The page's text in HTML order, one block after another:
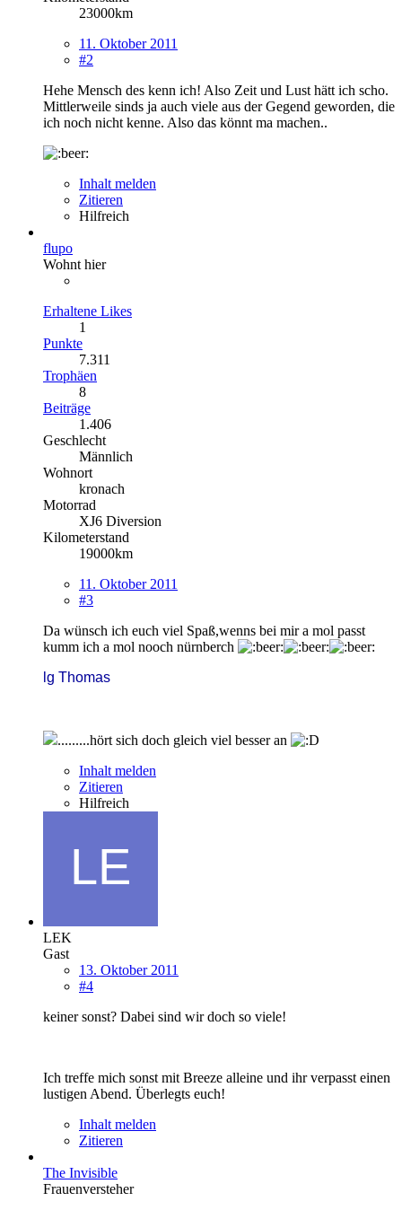
23000km
11. Oktober 2011
#2
Hehe Mensch des kenn ich! Also Zeit und Lust hätt ich scho.
Mittlerweile sinds ja auch viele aus der Gegend geworden, die
ich noch nicht kenne. Also das könnt ma machen..
Inhalt melden
Zitieren
Hilfreich
flupo
Wohnt hier
Erhaltene Likes
1
Punkte
7.311
Trophäen
8
Beiträge
1.406
Geschlecht
Männlich
Wohnort
kronach
Motorrad
XJ6 Diversion
Kilometerstand
19000km
11. Oktober 2011
#3
Da wünsch ich euch viel Spaß,wenns bei mir a mol passt
kumm ich a mol nooch nürnberch
lg Thomas
.........hört sich doch gleich viel besser an
Inhalt melden
Zitieren
Hilfreich
LEK
Gast
13. Oktober 2011
#4
keiner sonst? Dabei sind wir doch so viele!
Ich treffe mich sonst mit Breeze alleine und ihr verpasst einen
lustigen Abend. Überlegts euch!
Inhalt melden
Zitieren
The Invisible
Frauenversteher